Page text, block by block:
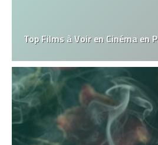
Top Films à Voir en Cinéma en